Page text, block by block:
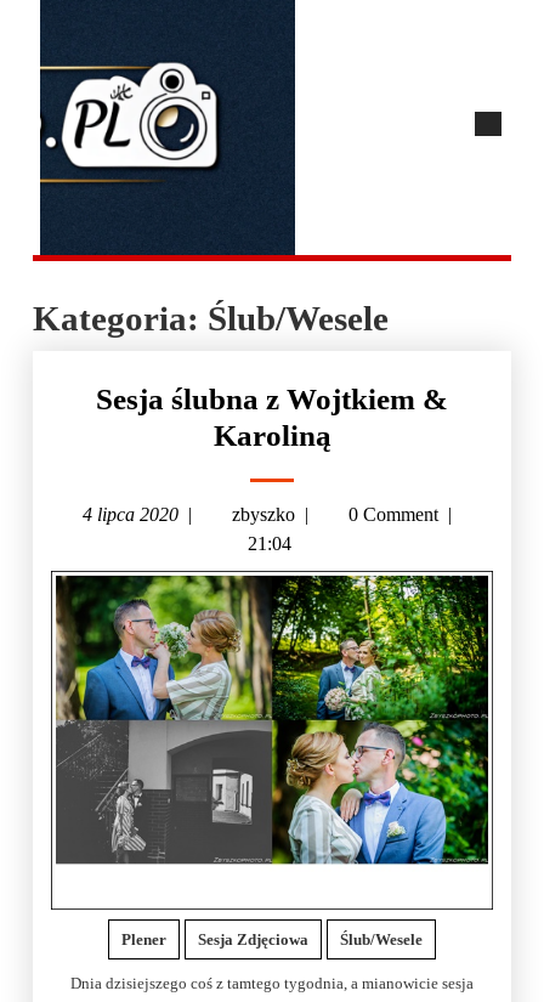
Kategoria: Ślub/Wesele
Sesja ślubna z Wojtkiem &
Karoliną
4 lipca 2020 | zbyszko | 0 Comment |
21:04
Plener Sesja Zdjęciowa Ślub/Wesele
Dnia dzisiejszego coś z tamtego tygodnia, a mianowicie sesja